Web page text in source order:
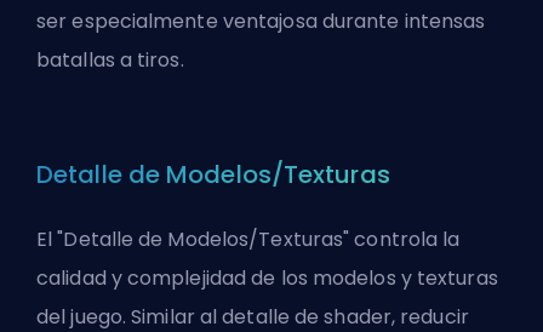
ser especialmente ventajosa durante intensas
batallas a tiros.
Detalle de Modelos/Texturas
El "Detalle de Modelos/Texturas" controla la
calidad y complejidad de los modelos y texturas
del juego. Similar al detalle de shader, reducir